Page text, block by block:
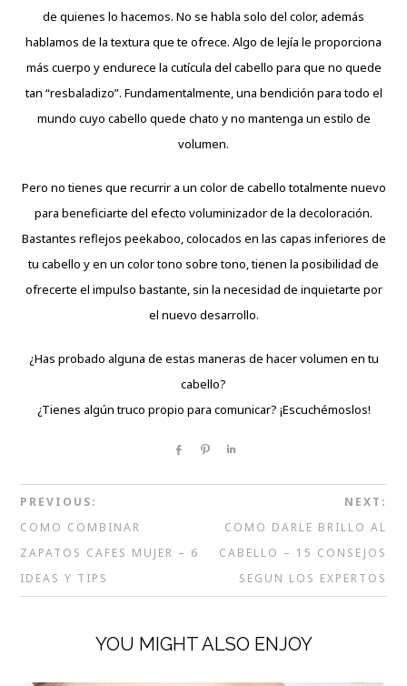
de quienes lo hacemos. No se habla solo del color, además
hablamos de la textura que te ofrece. Algo de lejía le proporciona
más cuerpo y endurece la cutícula del cabello para que no quede
tan “resbaladizo”. Fundamentalmente, una bendición para todo el
mundo cuyo cabello quede chato y no mantenga un estilo de
volumen.
Pero no tienes que recurrir a un color de cabello totalmente nuevo
para beneficiarte del efecto voluminizador de la decoloración.
Bastantes reflejos peekaboo, colocados en las capas inferiores de
tu cabello y en un color tono sobre tono, tienen la posibilidad de
ofrecerte el impulso bastante, sin la necesidad de inquietarte por
el nuevo desarrollo.
¿Has probado alguna de estas maneras de hacer volumen en tu
cabello?
¿Tienes algún truco propio para comunicar? ¡Escuchémoslos!
Share Pin
PREVIOUS:
COMO COMBINAR
ZAPATOS CAFES MUJER – 6
IDEAS Y TIPS
NEXT:
COMO DARLE BRILLO AL
CABELLO – 15 CONSEJOS
SEGUN LOS EXPERTOS
YOU MIGHT ALSO ENJOY